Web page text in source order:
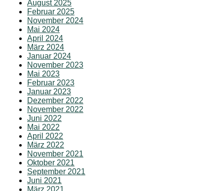
August 2025
Februar 2025
November 2024
Mai 2024
April 2024
März 2024
Januar 2024
November 2023
Mai 2023
Februar 2023
Januar 2023
Dezember 2022
November 2022
Juni 2022
Mai 2022
April 2022
März 2022
November 2021
Oktober 2021
September 2021
Juni 2021
März 2021